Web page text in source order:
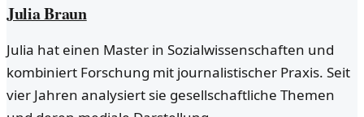
Julia Braun
Julia hat einen Master in Sozialwissenschaften und
kombiniert Forschung mit journalistischer Praxis. Seit
vier Jahren analysiert sie gesellschaftliche Themen